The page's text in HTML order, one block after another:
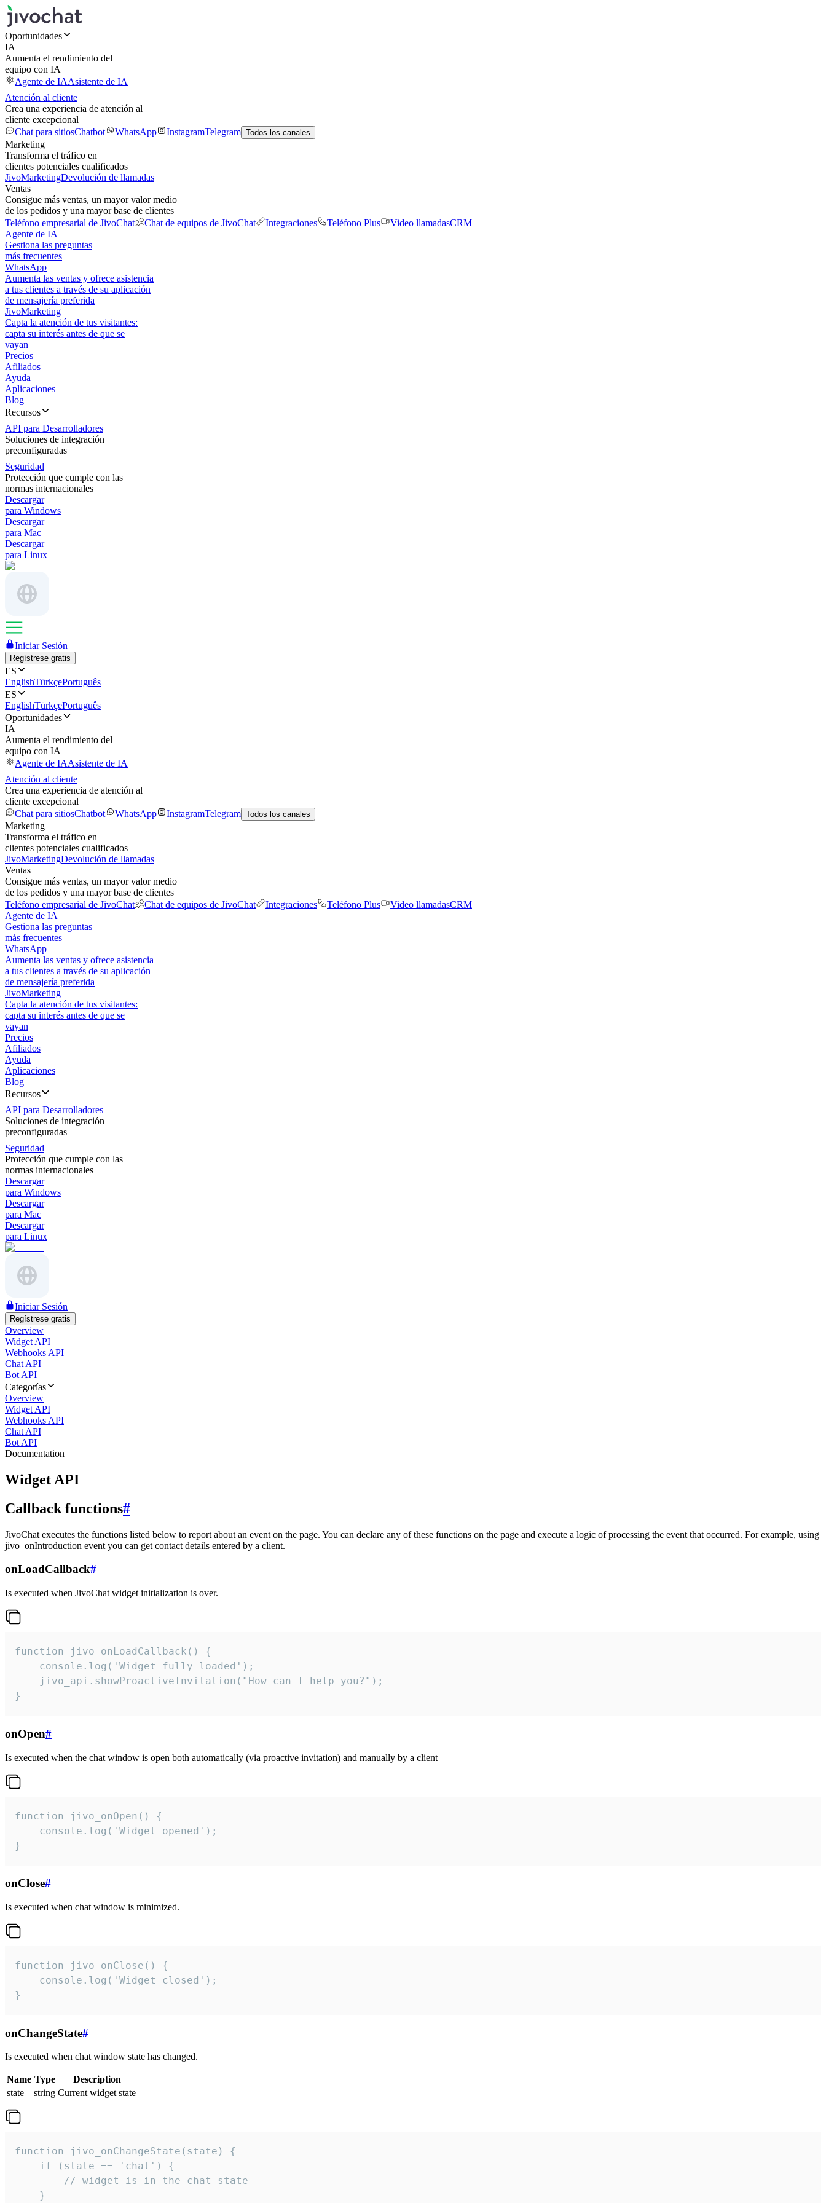
Oportunidades
IA
Aumenta el rendimiento del
equipo con IA
Agente de IAAsistente de IA
Atención al cliente
Crea una experiencia de atención al
cliente excepcional
Chat para sitiosChatbot WhatsApp InstagramTelegram Todos los canales
Marketing
Transforma el tráfico en
clientes potenciales cualificados
JivoMarketingDevolución de llamadas
Ventas
Consigue más ventas, un mayor valor medio
de los pedidos y una mayor base de clientes
Teléfono empresarial de JivoChat
Chat de equipos de JivoChat Integraciones Teléfono Plus Video llamadasCRM
Agente de IA
Gestiona las preguntas
más frecuentes
WhatsApp
Aumenta las ventas y ofrece asistencia
a tus clientes a través de su aplicación
de mensajería preferida
JivoMarketing
Capta la atención de tus visitantes:
capta su interés antes de que se
vayan
Precios
Afiliados
Ayuda
Aplicaciones
Blog
Recursos
API para Desarrolladores
Soluciones de integración
preconfiguradas
Seguridad
Protección que cumple con las
normas internacionales
Descargar
para Windows
Descargar
para Mac
Descargar
para Linux
Iniciar Sesión
Regístrese gratis
ES
EnglishTürkçePortuguês
ES
EnglishTürkçePortuguês
Oportunidades
IA
Aumenta el rendimiento del
equipo con IA
Agente de IAAsistente de IA
Atención al cliente
Crea una experiencia de atención al
cliente excepcional
Chat para sitiosChatbot WhatsApp InstagramTelegram Todos los canales
Marketing
Transforma el tráfico en
clientes potenciales cualificados
JivoMarketingDevolución de llamadas
Ventas
Consigue más ventas, un mayor valor medio
de los pedidos y una mayor base de clientes
Teléfono empresarial de JivoChat
Chat de equipos de JivoChat Integraciones Teléfono Plus Video llamadasCRM
Agente de IA
Gestiona las preguntas
más frecuentes
WhatsApp
Aumenta las ventas y ofrece asistencia
a tus clientes a través de su aplicación
de mensajería preferida
JivoMarketing
Capta la atención de tus visitantes:
capta su interés antes de que se
vayan
Precios
Afiliados
Ayuda
Aplicaciones
Blog
Recursos
API para Desarrolladores
Soluciones de integración
preconfiguradas
Seguridad
Protección que cumple con las
normas internacionales
Descargar
para Windows
Descargar
para Mac
Descargar
para Linux
Iniciar Sesión
Regístrese gratis
Overview
Widget API
Webhooks API
Chat API
Bot API
Categorías
Overview
Widget API
Webhooks API
Chat API
Bot API
Documentation
Widget API
Callback functions#
JivoChat executes the functions listed below to report about an event on the page. You can declare any of these functions on the page and execute a logic of processing the event that occurred. For example, using
jivo_onIntroduction event you can get contact details entered by a client.
onLoadCallback#
Is executed when JivoChat widget initialization is over.
function jivo_onLoadCallback() {
    console.log('Widget fully loaded');
    jivo_api.showProactiveInvitation("How can I help you?");
}
onOpen#
Is executed when the chat window is open both automatically (via proactive invitation) and manually by a client
function jivo_onOpen() {
    console.log('Widget opened');
}
onClose#
Is executed when chat window is minimized.
function jivo_onClose() {
    console.log('Widget closed');
}
onChangeState#
Is executed when chat window state has changed.
Name Type
Description
state
string Current widget state
function jivo_onChangeState(state) {
    if (state == 'chat') {
        // widget is in the chat state
    }